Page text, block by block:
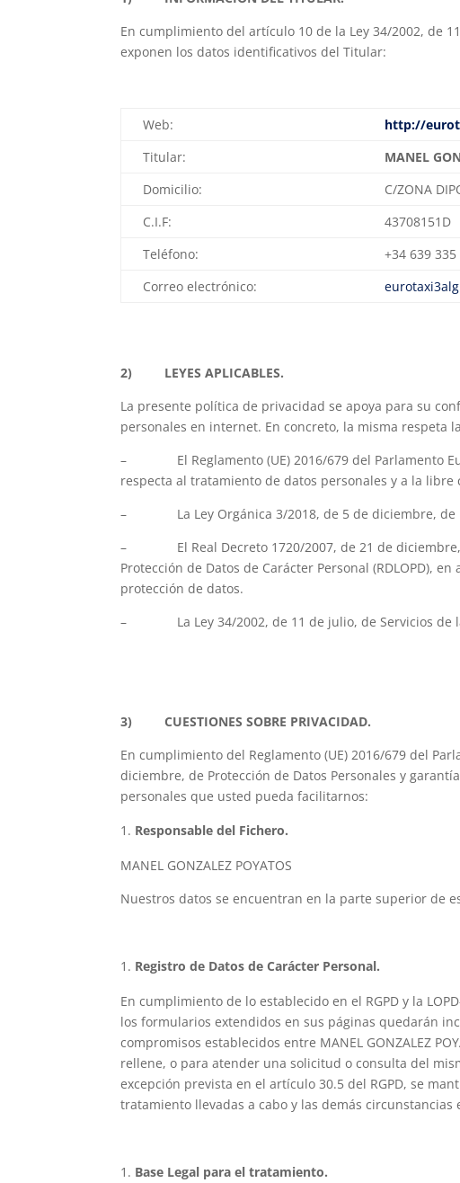
En cumplimiento del artículo 10 de la Ley 34/2002, de
exponen los datos identificativos del Titular:
Web:
http://
Titular:
MANEL
Domicilio:
C/ZONA
C.I.F:
43708151D
Teléfono:
+34 639 335
Correo electrónico:
2) LEYES APLICABLES.
La presente política de privacidad se apoya para su
personales en internet. En concreto, la misma respeta
– El Reglamento (UE) 2016/679 del Parlamento
respecta al tratamiento de datos personales y a la libre
– La Ley Orgánica 3/2018, de 5 de diciembre, de
– El Real Decreto 1720/2007, de 21 de diciembre,
Protección de Datos de Carácter Personal (RDLOPD),
protección de datos.
– La Ley 34/2002, de 11 de julio, de Servicios de la
3) CUESTIONES SOBRE PRIVACIDAD.
En cumplimiento del Reglamento (UE) 2016/679 del
diciembre, de Protección de Datos Personales y
personales que usted pueda facilitarnos:
Responsable del Fichero.
MANEL GONZALEZ POYATOS
Nuestros datos se encuentran en la parte superior de
Registro de Datos de Carácter Personal.
En cumplimiento de lo establecido en el RGPD y la
los formularios extendidos en sus páginas quedarán
compromisos establecidos entre MANEL GONZALEZ
rellene, o para atender una solicitud o consulta del
excepción prevista en el artículo 30.5 del RGPD, se
tratamiento llevadas a cabo y las demás circunstancias
Base Legal para el tratamiento.